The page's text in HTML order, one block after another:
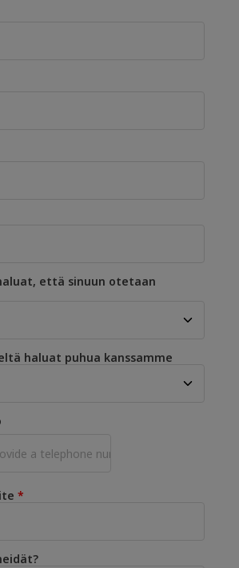
että sinuun otetaan
haluat puhua kanssamme